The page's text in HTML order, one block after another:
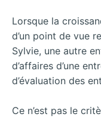
Lorsque la
d’un point de vue
Sylvie, une autre
d’affaires d’une
d’évaluation des
Ce n’est pas le